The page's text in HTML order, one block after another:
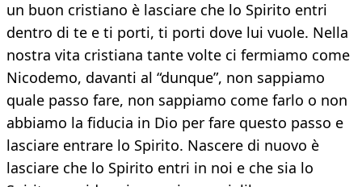
un buon cristiano è lasciare che lo Spirito entri
dentro di te e ti porti, ti porti dove lui vuole. Nella
nostra vita cristiana tante volte ci fermiamo come
Nicodemo, davanti al “dunque”, non sappiamo
quale passo fare, non sappiamo come farlo o non
abbiamo la fiducia in Dio per fare questo passo e
lasciare entrare lo Spirito. Nascere di nuovo è
lasciare che lo Spirito entri in noi e che sia lo